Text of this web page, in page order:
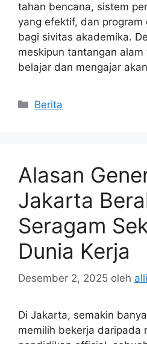
tahan bencana, sistem
yang efektif, dan program
bagi sivitas akademika.
meskipun tantangan
belajar dan mengajar
Kategori
Berita
Alasan
Jakarta
Seragam
Dunia Kerja
Desember 2, 2025 oleh
Di Jakarta, semakin
memilih bekerja daripada